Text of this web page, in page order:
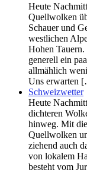
Heute
Quellwolken
Schauer und
westlichen
Hohen
generell ein
allmählich
Uns erwarten
Schweizwetter
Heute
dichteren
hinweg. Mit
Quellwolken
ziehend auch
von lokalem
besteht vom